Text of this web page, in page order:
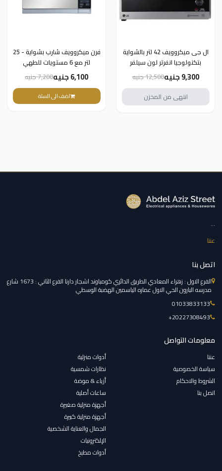
ال جى ميكروويف 42 لتر بالشواية
بتكنولوجيا انفرتر لون سيلفر
MH8265CIS -(ضمان دولي)
9,300 جنيه
12,500 جنيه
انتهى من المخزن
فرن ميكروويف شارب بشواية - 25
لتر مع 6 مستويات للطهي
75MT(S)- ضمان دولي
6,100 جنيه 7,200 جنيه
اضف الى السلة
...
عننا
اتصل بنا
الفرع الاول : زهراء المعادي الطريق الدائري كومباوند اشجار دارنا الفرع الثاني : 1673 شارع
مدرسه البارون الحي الاول عماره الياسمين الهضبة الوسطي
01033833133
‎+20227308493
معلومات التواصل
عننا
سياسة الخصوصية
الشروط والاحكام
اتصل بنا
أدوات منزلية
نظارات شمسية
أزياء & موضة
ساعات أصلية
أجهزة منزلية صغيرة
أجهزة منزلية كبيرة
الجمال والعناية الشخصية
الإلكترونيات
أدوات مطبخ